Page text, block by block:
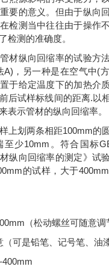
要的意义。但由于纵向
检测当中往往由于操作
检测的准确度。
材纵向回缩率的试验方
A) ，另一种是在空气中(
于给定温度下的加热介
后试样标线间的距离.以
表示管材的纵向回缩率。
上划两条相距100mm的
至少10mm 。符合国标
材纵向回缩率的测定》试
的试样，大于400mm
（松动螺丝可随意调
（可是铅笔、记号笔、油
400mm